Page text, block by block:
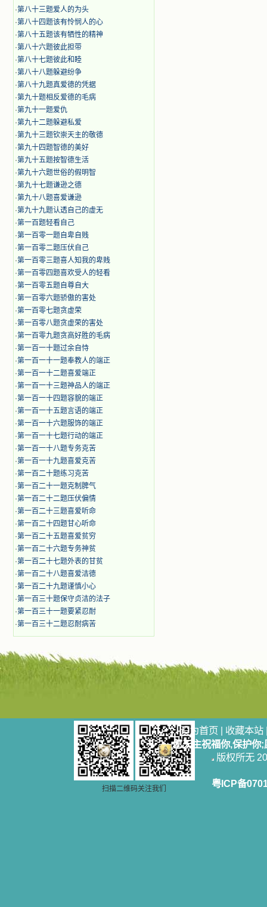
·第八十三题爱人的为头
·第八十四题该有怜悯人的心
·第八十五题该有牺性的精神
·第八十六题彼此担带
·第八十七题彼此和睦
·第八十八题躲避纷争
·第八十九题真爱德的凭据
·第九十题相反爱德的毛病
·第九十一题爱仇
·第九十二题躲避私爱
·第九十三题钦崇天主的敬德
·第九十四题智德的美好
·第九十五题按智德生活
·第九十六题世俗的假明智
·第九十七题谦逊之德
·第九十八题喜爱谦逊
·第九十九题认透自己的虚无
·第一百题轻看自己
·第一百零一题自卑自贱
·第一百零二题压伏自己
·第一百零三题喜人知我的卑贱
·第一百零四题喜欢受人的轻看
·第一百零五题自尊自大
·第一百零六题骄傲的害处
·第一百零七题贪虚荣
·第一百零八题贪虚荣的害处
·第一百零九题贪高好胜的毛病
·第一百一十题过余自恃
·第一百一十一题奉教人的端正
·第一百一十二题喜爱端正
·第一百一十三题神品人的端正
·第一百一十四题容貌的端正
·第一百一十五题言语的端正
·第一百一十六题服饰的端正
·第一百一十七题行动的端正
·第一百一十八题专务克苦
·第一百一十九题喜爱克苦
·第一百二十题练习克苦
·第一百二十一题克制脾气
·第一百二十二题压伏偏情
·第一百二十三题喜爱听命
·第一百二十四题甘心听命
·第一百二十五题喜爱贫穷
·第一百二十六题专务神贫
·第一百二十七题外表的甘贫
·第一百二十八题喜爱洁德
·第一百二十九题谨慎小心
·第一百三十题保守贞洁的法子
·第一百三十一题要紧忍耐
·第一百三十二题忍耐病苦
扫描二维码关注我们
设为首页 | 收藏本站
愿天主祝福你,保护你
版权所无
粤ICP备